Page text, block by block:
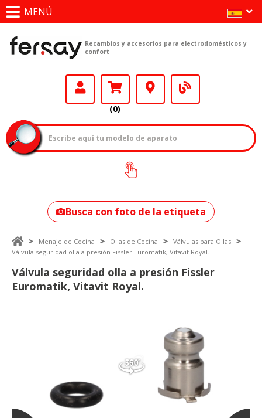
MENÚ
Recambios y accesorios para electrodomésticos y
confort
(0)
¿Cómo encontrar
tu modelo?
Busca con foto de la etiqueta
Menaje de Cocina Ollas de Cocina
Válvulas para Ollas
Válvula seguridad olla a presión Fissler Euromatik, Vitavit Royal.
Válvula seguridad olla a presión Fissler
Euromatik, Vitavit Royal.